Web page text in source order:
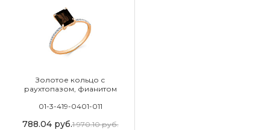
Золотое кольцо с
раухтопазом, фианитом
01-3-419-0401-011
788.04 руб.1 970.10руб.